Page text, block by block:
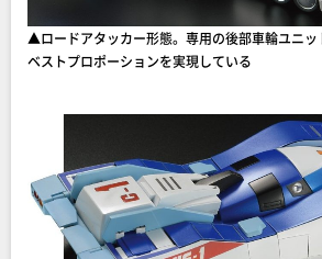
▲ロードアタッカー形態。専用の後部車輪ユニッ
ベストプロポーションを実現している